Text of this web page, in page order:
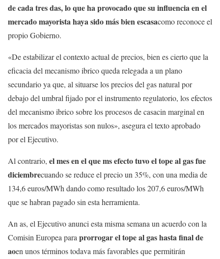
de cada tres das, lo que ha provocado que su influencia en el
mercado mayorista haya sido más bien escasacomo reconoce el
propio Gobierno.
«De estabilizar el contexto actual de precios, bien es cierto que la
eficacia del mecanismo ibrico queda relegada a un plano
secundario ya que, al situarse los precios del gas natural por
debajo del umbral fijado por el instrumento regulatorio, los efectos
del mecanismo ibrico sobre los procesos de casacin marginal en
los mercados mayoristas son nulos», asegura el texto aprobado
por el Ejecutivo.
Al contrario, el mes en el que ms efecto tuvo el tope al gas fue
diciembrecuando se reduce el precio un 35%, con una media de
134,6 euros/MWh dando como resultado los 207,6 euros/MWh
que se habran pagado sin esta herramienta.
An as, el Ejecutivo anunci esta misma semana un acuerdo con la
Comisin Europea para prorrogar el tope al gas hasta final de
aoen unos términos todava más favorables que permitirán